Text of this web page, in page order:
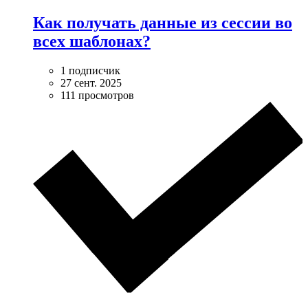
Как получать данные из сессии во
всех шаблонах?
1 подписчик
27 сент. 2025
111 просмотров